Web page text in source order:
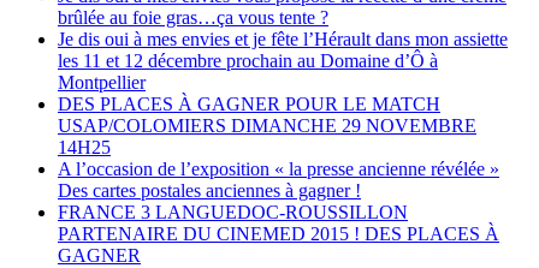
brûlée au foie gras…ça vous tente ?
Je dis oui à mes envies et je fête l’Hérault dans mon assiette
les 11 et 12 décembre prochain au Domaine d’Ô à
Montpellier
DES PLACES À GAGNER POUR LE MATCH
USAP/COLOMIERS DIMANCHE 29 NOVEMBRE
14H25
A l’occasion de l’exposition « la presse ancienne révélée »
Des cartes postales anciennes à gagner !
FRANCE 3 LANGUEDOC-ROUSSILLON
PARTENAIRE DU CINEMED 2015 ! DES PLACES À
GAGNER